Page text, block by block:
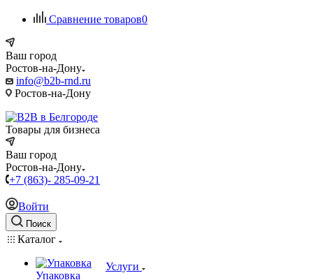
Сравнение товаров0
Ваш город
Ростов-на-Дону
info@b2b-rnd.ru
Ростов-на-Дону
Товары для бизнеса
Ваш город
Ростов-на-Дону
+7 (863)- 285-09-21
Войти
Поиск
Каталог
Упаковка
Услуги